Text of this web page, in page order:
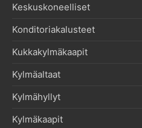
Keskuskoneelliset
Konditoriakalusteet
Kukkakylmäkaapit
Kylmäaltaat
Kylmähyllyt
Kylmäkaapit